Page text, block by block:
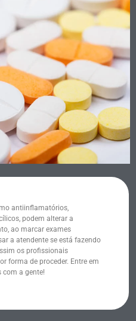
antiinflamatórios,
podem alterar a
ao marcar exames
a atendente se está fazendo
os profissionais
forma de proceder. Entre em
com a gente!